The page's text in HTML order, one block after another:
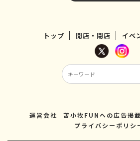
トップ 開店・閉店 イベ
運営会社 苫小牧FUNへの広告掲載
プライバシーポリシ